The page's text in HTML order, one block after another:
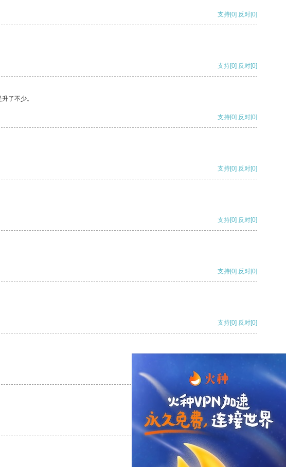
支持[0] 反对[0]
支持[0] 反对[0]
了不少。
支持[0] 反对[0]
支持[0] 反对[0]
支持[0] 反对[0]
支持[0] 反对[0]
支持[0] 反对[0]
支持
支持[0] 反对[0]